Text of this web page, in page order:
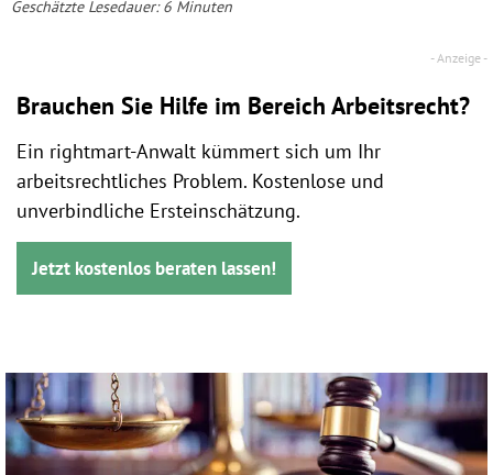
Geschätzte Lesedauer: 6 Minuten
Brauchen Sie Hilfe im Bereich Arbeitsrecht?
Ein rightmart-Anwalt kümmert sich um Ihr
arbeitsrechtliches Problem. Kostenlose und
unverbindliche Ersteinschätzung.
Jetzt kostenlos beraten lassen!